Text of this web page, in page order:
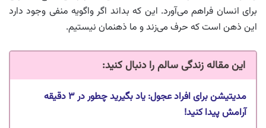
برای انسان فراهم می‌آورد. این که بداند اگر واگویه منفی وجود دارد
این ذهن است که حرف می‌زند و ما ذهنمان نیستیم.
این مقاله زندگی سالم را دنبال کنید:
مدیتیشن برای افراد عجول: یاد بگیرید چطور در ۳ دقیقه
آرامش پیدا کنید!